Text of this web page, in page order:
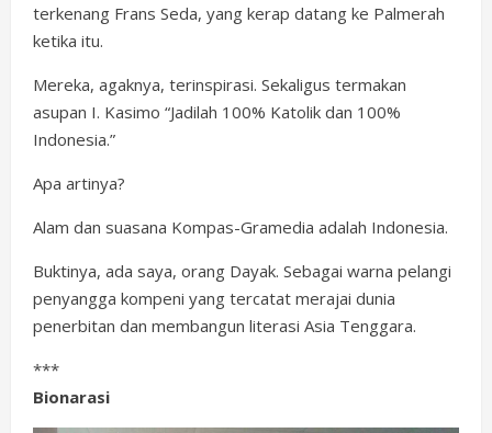
terkenang Frans Seda, yang kerap datang ke Palmerah
ketika itu.
Mereka, agaknya, terinspirasi. Sekaligus termakan
asupan I. Kasimo “Jadilah 100% Katolik dan 100%
Indonesia.”
Apa artinya?
Alam dan suasana Kompas-Gramedia adalah Indonesia.
Buktinya, ada saya, orang Dayak. Sebagai warna pelangi
penyangga kompeni yang tercatat merajai dunia
penerbitan dan membangun literasi Asia Tenggara.
***
Bionarasi